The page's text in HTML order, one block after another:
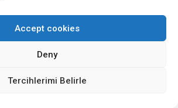
Accept cookies
Deny
Tercihlerimi Belirle
anılan kararından
bir düzenleme
insan hakları